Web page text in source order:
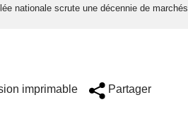
nationale scrute une décennie de marchés
imprimable Partager